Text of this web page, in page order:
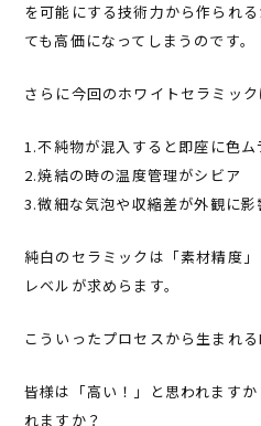
を可能にする技術力から作られ
ても高価になってしまうのです。
さらに今回のホワイトセラミック
1.不純物が混入すると即座に色ム
2.焼結の時の温度管理がシビア
3.微細な気泡や収縮差が外観に影
純白のセラミックは「素材精度
レベルが求めらます。
こういったプロセスから生まれる
皆様は「高い！」と思われます
れますか？